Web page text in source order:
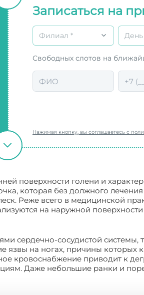
Записаться на
Филиал * День
Свободных слотов на
Нажимая кнопку, вы соглашаетесь с
поверхности голени и
которая без должного
Реже всего в медицинской
на наружной
сердечно-сосудистой системы,
язвы на ногах, причины которых
кровоснабжение приводит к
Даже небольшие ранки и